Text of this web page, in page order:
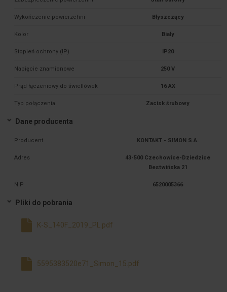
Wykończenie powierzchni Błyszczący
Kolor Biały
Stopień ochrony (IP) IP20
Napięcie znamionowe 250 V
Prąd łączeniowy do świetlówek 16 AX
Typ połączenia Zacisk śrubowy
Dane producenta
Producent KONTAKT - SIMON S.A.
Adres
43-500 Czechowice-Dziedzice
Bestwińska 21
NIP 6520005366
Pliki do pobrania
K-S_140F_2019_PL.pdf
5595383520e71_Simon_15.pdf